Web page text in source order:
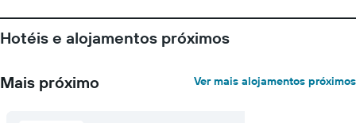
Hotéis e alojamentos próximos
Mais próximo Ver mais alojamentos próximos